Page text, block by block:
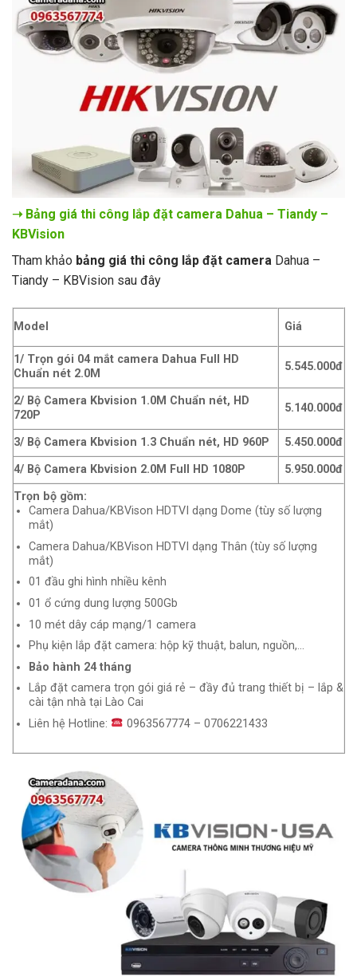
➝ Bảng giá thi công lắp đặt camera Dahua – Tiandy –
KBVision
Tham khảo bảng giá thi công lắp đặt camera Dahua –
Tiandy – KBVision sau đây
Model Giá
1/ Trọn gói 04 mắt camera Dahua Full HD
Chuẩn nét 2.0M
5.545.000đ
2/ Bộ Camera Kbvision 1.0M Chuẩn nét, HD
720P
5.140.000đ
3/ Bộ Camera Kbvision 1.3 Chuẩn nét, HD 960P
5.450.000đ
4/ Bộ Camera Kbvision 2.0M Full HD 1080P
5.950.000đ
Trọn bộ gồm:
Camera Dahua/KBVison HDTVI dạng Dome (tùy số lượng
mắt)
Camera Dahua/KBVison HDTVI dạng Thân (tùy số lượng
mắt)
01 đầu ghi hình nhiều kênh
01 ổ cứng dung lượng 500Gb
10 mét dây cáp mạng/1 camera
Phụ kiện lắp đặt camera: hộp kỹ thuật, balun, nguồn,…
Bảo hành 24 tháng
Lắp đặt camera trọn gói giá rẻ – đầy đủ trang thiết bị – lắp &
cài tận nhà tại Lào Cai
Liên hệ Hotline:
0963567774 – 0706221433